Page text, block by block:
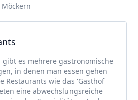
gibt es mehrere gastronomische
in denen man essen gehen
Restaurants wie das 'Gasthof
eine abwechslungsreiche